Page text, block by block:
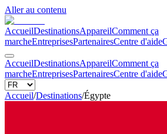
Aller au contenu
AccueilDestinationsAppareilComment ça
marcheEntreprisesPartenairesCentre d'aide
AccueilDestinationsAppareilComment ça
marcheEntreprisesPartenairesCentre d'aide
Accueil/Destinations/Égypte